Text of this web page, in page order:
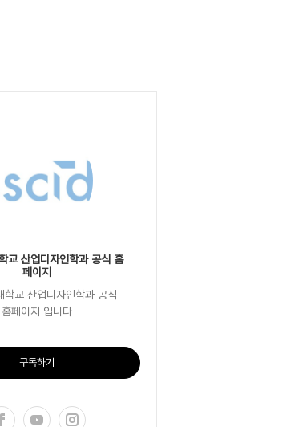
교 산업디자인학과 공식 홈
페이지
학교 산업디자인학과 공식
홈페이지 입니다
구독하기